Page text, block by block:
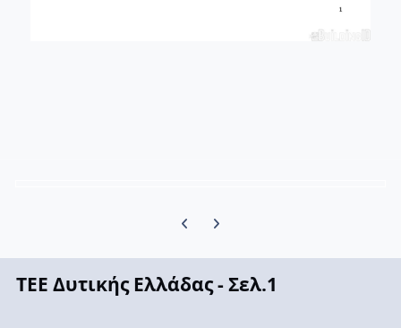
Previous carousel slide
Next carousel slide
ΤΕΕ Δυτικής Ελλάδας - Σελ.1